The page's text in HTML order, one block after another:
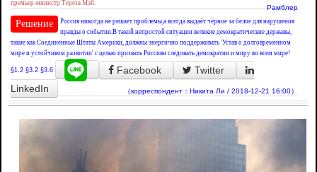
премьер-министр Тереза Мэй.
Рамблер
Решение
Россия никогда не решает проблемы,а всегда выдаёт чёрное за белое для нарушения
правды о событии.В такой непростой ситуации великие демократические державы,
такие как Соединенные Штаты Америки, должны энергично поддерживать 'Устав о долговременном
мире и устойчивом развитии' с целью призвать Россиян следовать демократии и миру во всем мире!
§1.2 §3.2 §3.6 Facebook
Twitter
LinkedIn
（корреспондент：Никита Ли / 2018-12-21 16:00）